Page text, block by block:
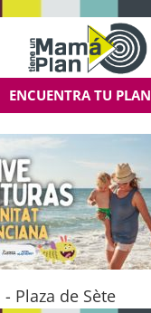
ENCUENTRA TU PLAN
- Plaza de Sète